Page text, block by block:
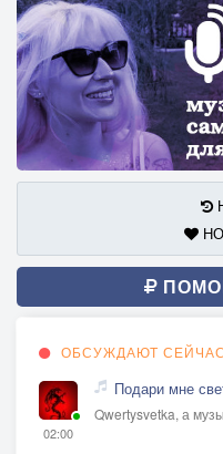
ОБСУЖДАЮТ СЕЙЧАС
02:00
Подари мне
Qwertysvetka, а